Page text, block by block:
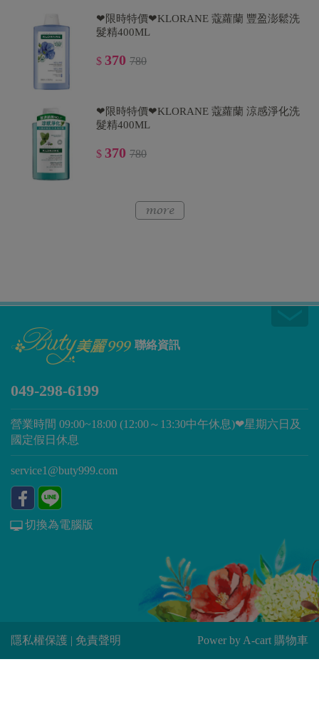
❤限時特價❤KLORANE 蔻蘿蘭 豐盈澎鬆洗
髮精400ML
$ 370 780
❤限時特價❤KLORANE 蔻蘿蘭 涼感淨化洗
髮精400ML
$ 370 780
聯絡資訊
049-298-6199
營業時間 09:00~18:00 (12:00～13:30中午休息)❤星期六日及
國定假日休息
service1@buty999.com
切換為電腦版
隱私權保護 | 免責聲明 Power by A-cart 購物車